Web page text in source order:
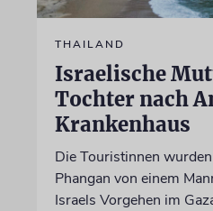
THAILAND
Israelische
Tochter nach
Krankenhaus
Die Touristinnen
Phangan von einem
Israels Vorgehen im